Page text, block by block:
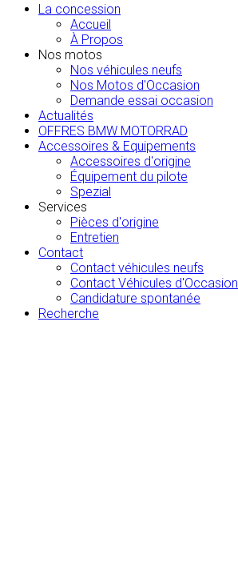
La concession
Accueil
À Propos
Nos motos
Nos véhicules neufs
Nos Motos d'Occasion
Demande essai occasion
Actualités
OFFRES BMW MOTORRAD
Accessoires & Equipements
Accessoires d'origine
Équipement du pilote
Spezial
Services
Pièces d'origine
Entretien
Contact
Contact véhicules neufs
Contact Véhicules d'Occasion
Candidature spontanée
Recherche